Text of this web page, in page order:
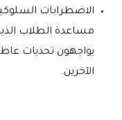
الاضطرابات
مساعدة الطلاب
يواجهون تحديات
الآخرين.